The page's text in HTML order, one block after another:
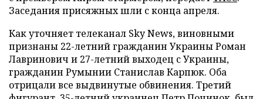
Заседания присяжных шли с конца апреля.
Как уточняет телеканал Sky News, виновными
признаны 22-летний гражданин Украины Роман
Лавринович и 27-летний выходец с Украины,
гражданин Румынии Станислав Карпюк. Оба
отрицали все выдвинутые обвинения. Третий